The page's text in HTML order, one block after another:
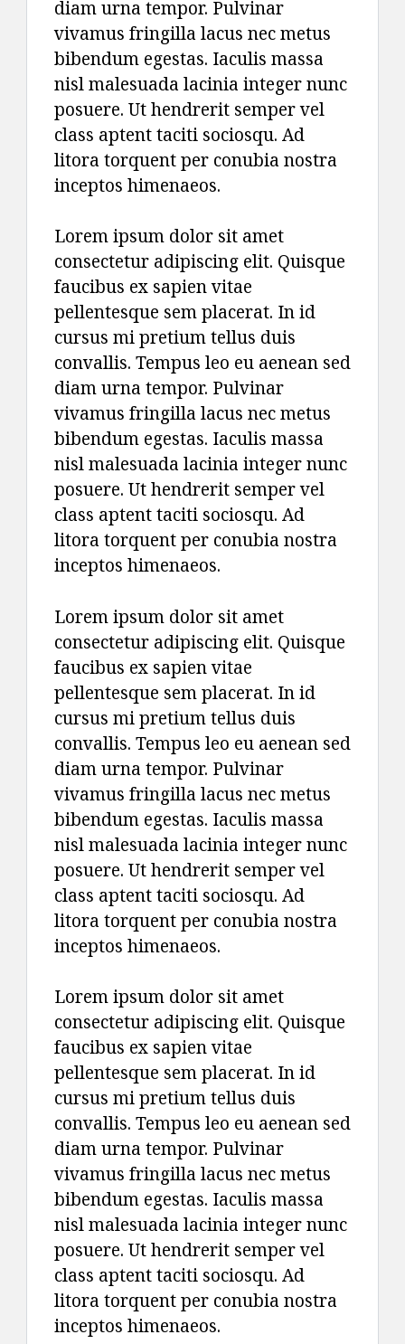
diam urna tempor. Pulvinar
vivamus fringilla lacus nec metus
bibendum egestas. Iaculis massa
nisl malesuada lacinia integer nunc
posuere. Ut hendrerit semper vel
class aptent taciti sociosqu. Ad
litora torquent per conubia nostra
inceptos himenaeos.
Lorem ipsum dolor sit amet
consectetur adipiscing elit. Quisque
faucibus ex sapien vitae
pellentesque sem placerat. In id
cursus mi pretium tellus duis
convallis. Tempus leo eu aenean sed
diam urna tempor. Pulvinar
vivamus fringilla lacus nec metus
bibendum egestas. Iaculis massa
nisl malesuada lacinia integer nunc
posuere. Ut hendrerit semper vel
class aptent taciti sociosqu. Ad
litora torquent per conubia nostra
inceptos himenaeos.
Lorem ipsum dolor sit amet
consectetur adipiscing elit. Quisque
faucibus ex sapien vitae
pellentesque sem placerat. In id
cursus mi pretium tellus duis
convallis. Tempus leo eu aenean sed
diam urna tempor. Pulvinar
vivamus fringilla lacus nec metus
bibendum egestas. Iaculis massa
nisl malesuada lacinia integer nunc
posuere. Ut hendrerit semper vel
class aptent taciti sociosqu. Ad
litora torquent per conubia nostra
inceptos himenaeos.
Lorem ipsum dolor sit amet
consectetur adipiscing elit. Quisque
faucibus ex sapien vitae
pellentesque sem placerat. In id
cursus mi pretium tellus duis
convallis. Tempus leo eu aenean sed
diam urna tempor. Pulvinar
vivamus fringilla lacus nec metus
bibendum egestas. Iaculis massa
nisl malesuada lacinia integer nunc
posuere. Ut hendrerit semper vel
class aptent taciti sociosqu. Ad
litora torquent per conubia nostra
inceptos himenaeos.